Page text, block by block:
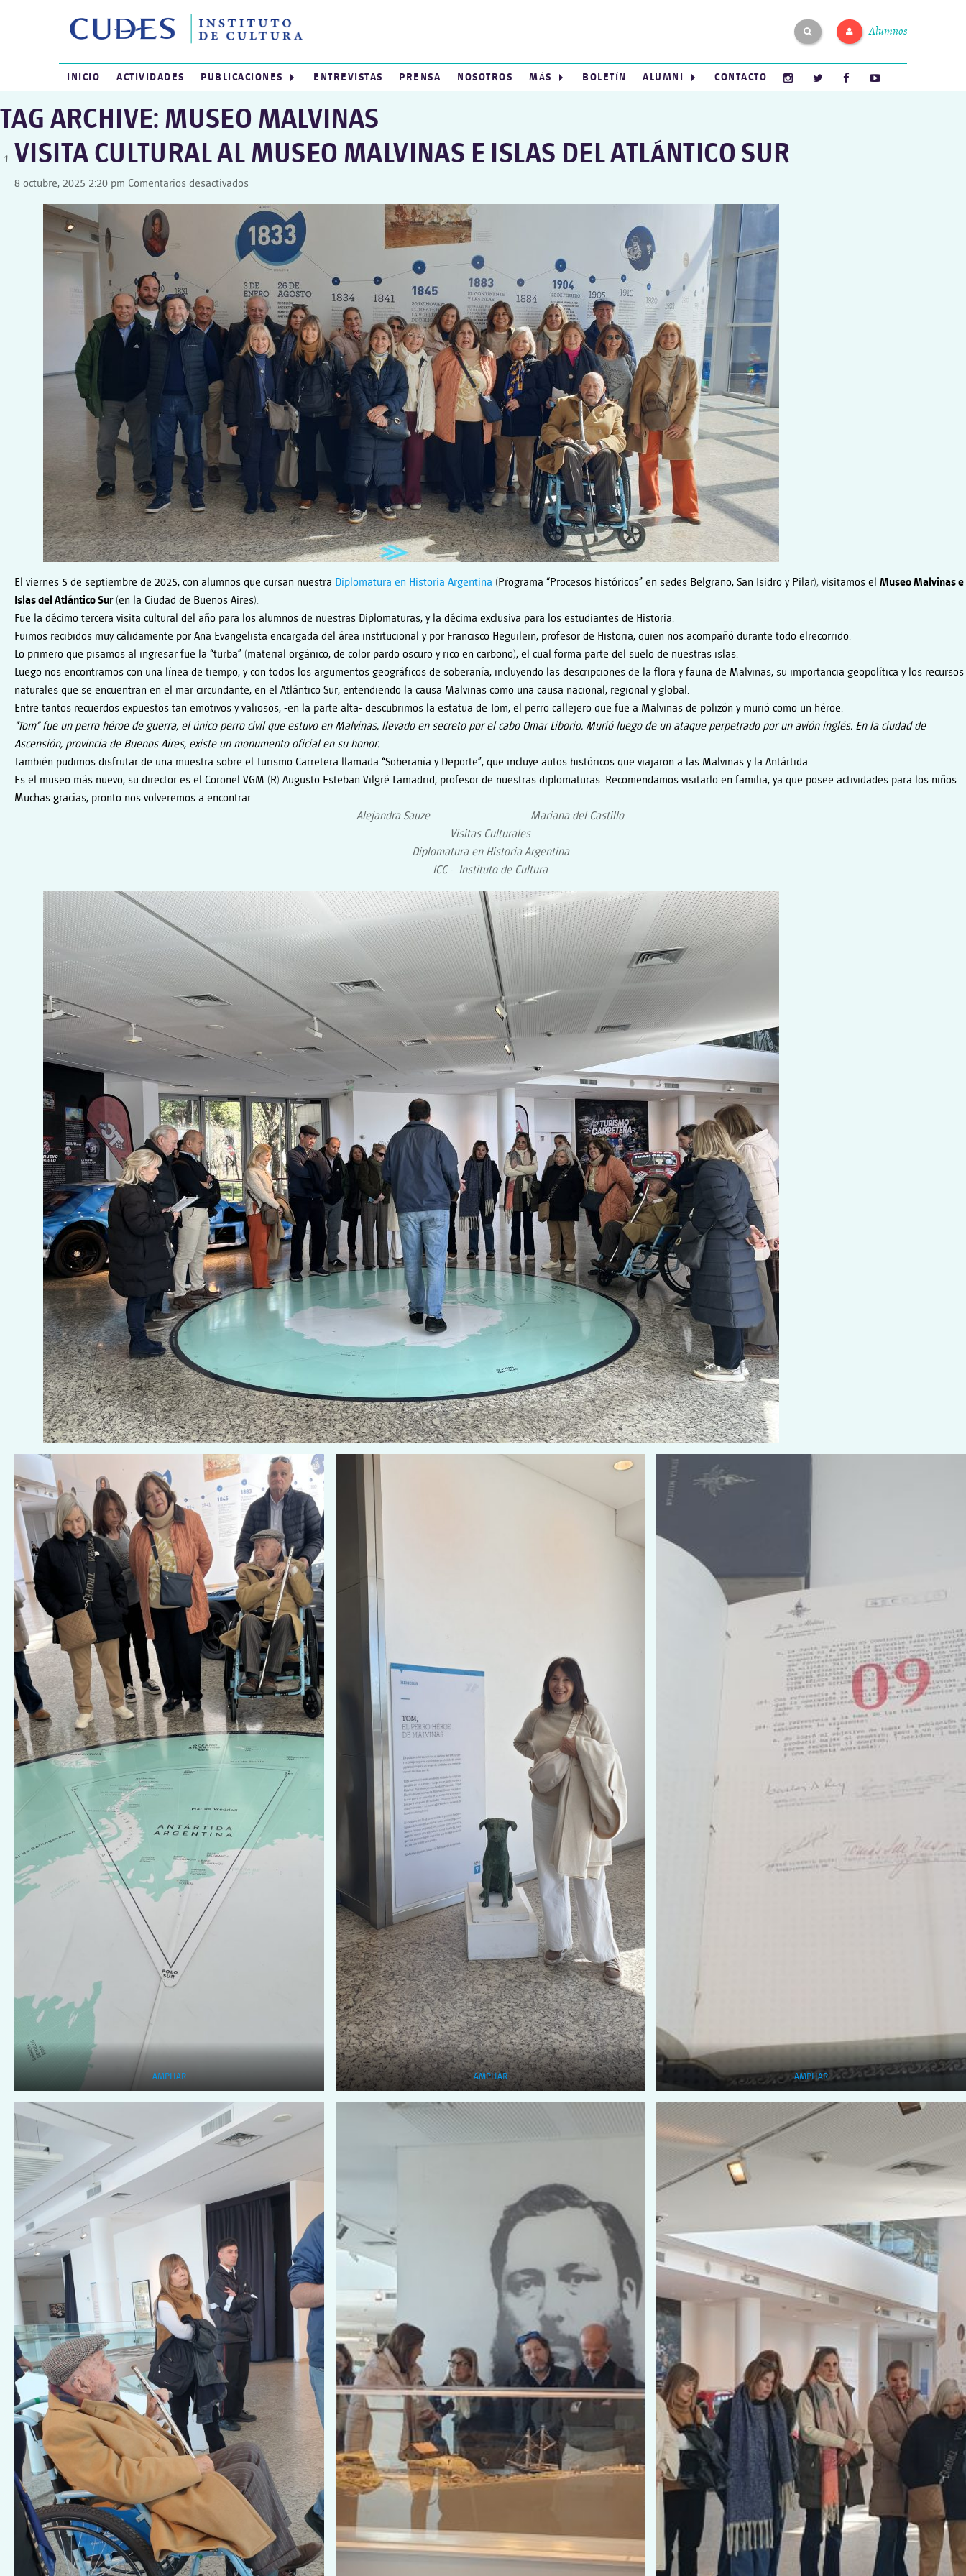
Alumnos
INICIO ACTIVIDADES PUBLICACIONES ENTREVISTAS PRENSA NOSOTROS MÁS BOLETÍN ALUMNI CONTACTO
TAG ARCHIVE: MUSEO MALVINAS
VISITA CULTURAL AL MUSEO MALVINAS E ISLAS DEL ATLÁNTICO SUR
8 octubre, 2025 2:20 pm Comentarios desactivadosen
CULTURAL
AL
MUSEO
MALVINAS
E
ISLAS
DEL
ATLÁNTICO
SUR
El viernes 5 de septiembre de 2025, con alumnos que cursan nuestra Diplomatura en Historia Argentina (Programa “Procesos históricos” en sedes Belgrano, San Isidro y Pilar), visitamos el Museo Malvinas e
Islas del Atlántico Sur(en la Ciudad de Buenos Aires).
Fue la décimo tercera visita cultural del año para los alumnos de nuestras Diplomaturas, y la décima exclusiva para los estudiantes de Historia.
Fuimos recibidos muy cálidamente por Ana Evangelista encargada del área institucional y por Francisco Heguilein, profesor de Historia, quien nos acompañó durante todo elrecorrido.
Lo primero que pisamos al ingresar fue la “turba” (material orgánico, de color pardo oscuro y rico en carbono), el cual forma parte del suelo de nuestras islas.
Luego nos encontramos con una línea de tiempo, y con todos los argumentos geográficos de soberanía, incluyendo las descripciones de la flora y fauna de Malvinas, su importancia geopolítica y los recursos
naturales que se encuentran en el mar circundante, en el Atlántico Sur, entendiendo la causa Malvinas como una causa nacional, regional y global.
Entre tantos recuerdos expuestos tan emotivos y valiosos, -en la parte alta- descubrimos la estatua de Tom, el perro callejero que fue a Malvinas de polizón y murió como un héroe.
“Tom” fue un perro héroe de guerra, el único perro civil que estuvo en Malvinas, llevado en secreto por el cabo Omar Liborio. Murió luego de un ataque perpetrado por un avión inglés. En la ciudad de
Ascensión, provincia de Buenos Aires, existe un monumento oficial en su honor.
También pudimos disfrutar de una muestra sobre el Turismo Carretera llamada “Soberanía y Deporte”, que incluye autos históricos que viajaron a las Malvinas y la Antártida.
Es el museo más nuevo, su director es el Coronel VGM (R) Augusto Esteban Vilgré Lamadrid, profesor de nuestras diplomaturas. Recomendamos visitarlo en familia, ya que posee actividades para los niños.
Muchas gracias, pronto nos volveremos a encontrar.
Alejandra Sauze Mariana del Castillo
Visitas Culturales
Diplomatura en Historia Argentina
ICC – Instituto de Cultura
AMPLIAR AMPLIAR AMPLIAR